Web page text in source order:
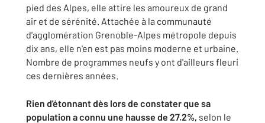
pied des Alpes, elle attire les amoureux de grand
air et de sérénité. Attachée à la communauté
d'agglomération Grenoble-Alpes métropole depuis
dix ans, elle n'en est pas moins moderne et urbaine.
Nombre de programmes neufs y ont d'ailleurs fleuri
ces dernières années.
Rien d'étonnant dès lors de constater que sa
population a connu une hausse de 27.2%, selon le